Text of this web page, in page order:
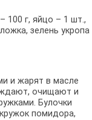
100 г, яйцо – 1 шт.,
зелень укропа
и жарят в масле
очищают и
Булочки
помидора,